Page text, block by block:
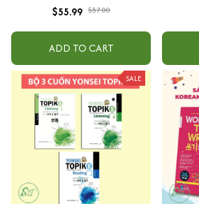
$55.99 $57.00
ADD TO CART
SALE